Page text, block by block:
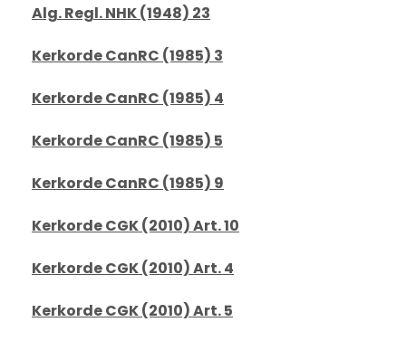
Alg. Regl. NHK (1948) 23
Kerkorde CanRC (1985) 3
Kerkorde CanRC (1985) 4
Kerkorde CanRC (1985) 5
Kerkorde CanRC (1985) 9
Kerkorde CGK (2010) Art. 10
Kerkorde CGK (2010) Art. 4
Kerkorde CGK (2010) Art. 5